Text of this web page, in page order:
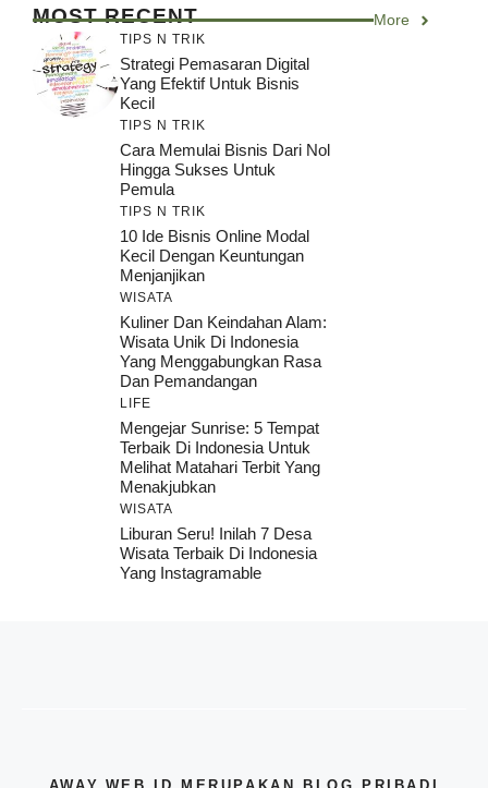
MOST RECENT More
TIPS N TRIK
Strategi Pemasaran Digital
Yang Efektif Untuk Bisnis
Kecil
TIPS N TRIK
Cara Memulai Bisnis Dari Nol
Hingga Sukses Untuk
Pemula
TIPS N TRIK
10 Ide Bisnis Online Modal
Kecil Dengan Keuntungan
Menjanjikan
WISATA
Kuliner Dan Keindahan Alam:
Wisata Unik Di Indonesia
Yang Menggabungkan Rasa
Dan Pemandangan
LIFE
Mengejar Sunrise: 5 Tempat
Terbaik Di Indonesia Untuk
Melihat Matahari Terbit Yang
Menakjubkan
WISATA
Liburan Seru! Inilah 7 Desa
Wisata Terbaik Di Indonesia
Yang Instagramable